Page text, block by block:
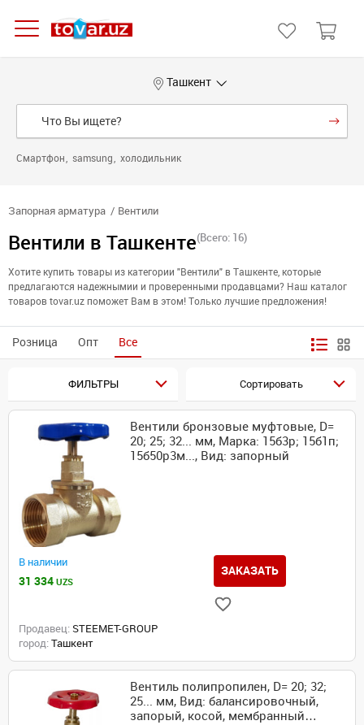
Ташкент
Смартфон samsung холодильник
Запорная арматура Вентили
Вентили в Ташкенте(Всего: 16)
Хотите купить товары из категории "Вентили" в Ташкенте, которые
предлагаются надежнымии и проверенными продавцами? Наш каталог
товаров tovar.uz поможет Вам в этом! Только лучшие предложения!
Розница Опт Все
ФИЛЬТРЫ Сортировать
Вентили бронзовые муфтовые, D=
20; 25; 32... мм, Марка: 15б3р; 15б1п;
15б50р3м..., Вид: запорный
В наличии
31 334 UZS
ЗАКАЗАТЬ
Продавец: STEEMET-GROUP
город: Ташкент
Вентиль полипропилен, D= 20; 32;
25... мм, Вид: балансировочный,
запорый, косой, мембранный…